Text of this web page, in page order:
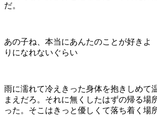
だ。
あの子ね、本当にあんたのことが好き
りになれないぐらい
雨に濡れて冷えきった身体を抱きしめて
まえだろ。それに無くしたはずの帰る場
った。そこはきっと優しくて落ち着く場